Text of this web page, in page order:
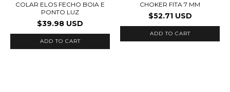
COLAR ELOS FECHO BOIA E
PONTO LUZ
$39.98 USD
ADD TO CART
CHOKER FITA 7 MM
$52.71 USD
ADD TO CART